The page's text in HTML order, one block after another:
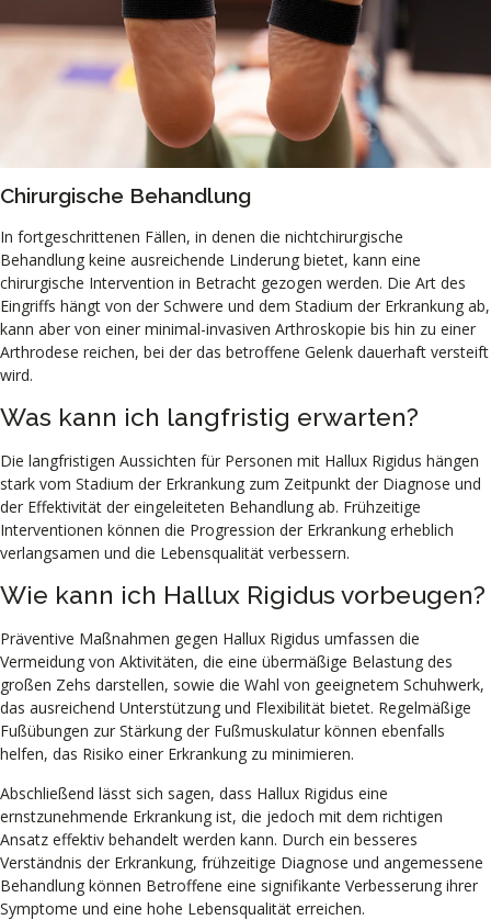
Chirurgische Behandlung
In fortgeschrittenen Fällen, in denen die nichtchirurgische
Behandlung keine ausreichende Linderung bietet, kann eine
chirurgische Intervention in Betracht gezogen werden. Die Art des
Eingriffs hängt von der Schwere und dem Stadium der Erkrankung ab,
kann aber von einer minimal-invasiven Arthroskopie bis hin zu einer
Arthrodese reichen, bei der das betroffene Gelenk dauerhaft versteift
wird.
Was kann ich langfristig erwarten?
Die langfristigen Aussichten für Personen mit Hallux Rigidus hängen
stark vom Stadium der Erkrankung zum Zeitpunkt der Diagnose und
der Effektivität der eingeleiteten Behandlung ab. Frühzeitige
Interventionen können die Progression der Erkrankung erheblich
verlangsamen und die Lebensqualität verbessern.
Wie kann ich Hallux Rigidus vorbeugen?
Präventive Maßnahmen gegen Hallux Rigidus umfassen die
Vermeidung von Aktivitäten, die eine übermäßige Belastung des
großen Zehs darstellen, sowie die Wahl von geeignetem Schuhwerk,
das ausreichend Unterstützung und Flexibilität bietet. Regelmäßige
Fußübungen zur Stärkung der Fußmuskulatur können ebenfalls
helfen, das Risiko einer Erkrankung zu minimieren.
Abschließend lässt sich sagen, dass Hallux Rigidus eine
ernstzunehmende Erkrankung ist, die jedoch mit dem richtigen
Ansatz effektiv behandelt werden kann. Durch ein besseres
Verständnis der Erkrankung, frühzeitige Diagnose und angemessene
Behandlung können Betroffene eine signifikante Verbesserung ihrer
Symptome und eine hohe Lebensqualität erreichen.